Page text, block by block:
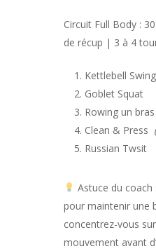
Circuit Full Body :
de récup | 3 à 4
Kettlebell Swing
Goblet Squat
Rowing un bras
Clean & Press
Russian Twsit
Astuce du coach
pour maintenir une
concentrez-vous
mouvement avant